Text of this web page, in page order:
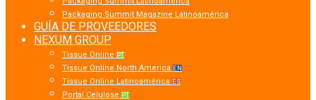
Packaging Summit Magazine Latinoamérica
GUÍA DE PROVEEDORES
NEXUM GROUP
Tissue Online PT
Tissue Online North America EN
Tissue Online Latinoamérica ES
Portal Celulose PT